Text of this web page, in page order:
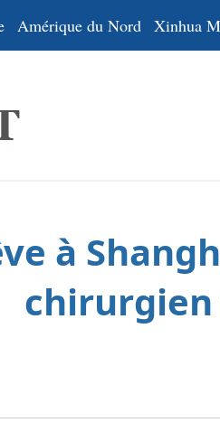
Amérique du Nord Xinhua
à